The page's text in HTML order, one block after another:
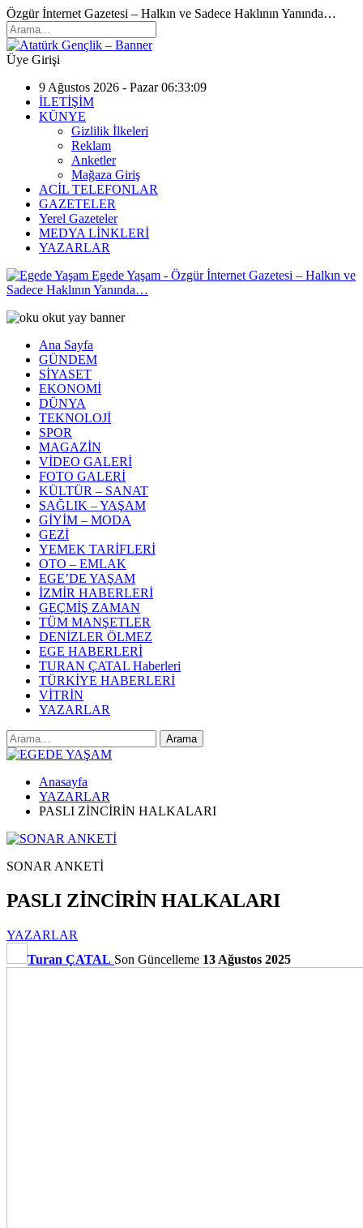
Özgür İnternet Gazetesi – Halkın ve Sadece Haklının Yanında…
Üye Girişi
9 Ağustos 2026 - Pazar 06:33:09
İLETİŞİM
KÜNYE
Gizlilik İlkeleri
Reklam
Anketler
Mağaza Giriş
ACİL TELEFONLAR
GAZETELER
Yerel Gazeteler
MEDYA LİNKLERİ
YAZARLAR
Egede Yaşam - Özgür İnternet Gazetesi – Halkın ve
Sadece Haklının Yanında…
Ana Sayfa
GÜNDEM
SİYASET
EKONOMİ
DÜNYA
TEKNOLOJİ
SPOR
MAGAZİN
VİDEO GALERİ
FOTO GALERİ
KÜLTÜR – SANAT
SAĞLIK – YAŞAM
GİYİM – MODA
GEZİ
YEMEK TARİFLERİ
OTO – EMLAK
EGE’DE YAŞAM
İZMİR HABERLERİ
GEÇMİŞ ZAMAN
TÜM MANŞETLER
DENİZLER ÖLMEZ
EGE HABERLERİ
TURAN ÇATAL Haberleri
TÜRKİYE HABERLERİ
VİTRİN
YAZARLAR
Anasayfa
YAZARLAR
PASLI ZİNCİRİN HALKALARI
SONAR ANKETİ
PASLI ZİNCİRİN HALKALARI
YAZARLAR
Turan ÇATAL Son Güncelleme 13 Ağustos 2025